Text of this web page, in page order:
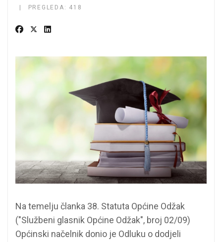
PREGLEDA: 418
Na temelju članka 38. Statuta Općine Odžak
("Službeni glasnik Općine Odžak", broj 02/09)
Općinski načelnik donio je Odluku o dodjeli